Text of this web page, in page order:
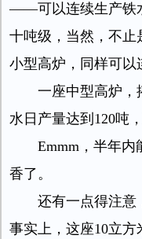
——可以连续生产铁
十吨级，当然，不止
小型高炉，同样可以
一座中型高炉，
水日产量达到120吨
Emmm，半年内
香了。
还有一点得注意
事实上，这座10立